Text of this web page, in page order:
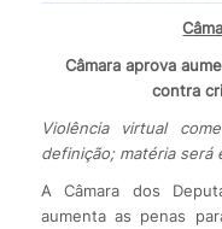
Câmara aprova
contra
Violência virtual
definição; matéria será
A Câmara dos
aumenta as penas